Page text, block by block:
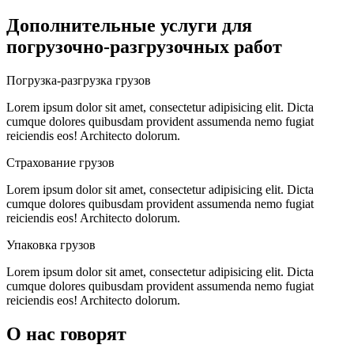
Дополнительные услуги для
погрузочно-разгрузочных работ
Погрузка-разгрузка грузов
Lorem ipsum dolor sit amet, consectetur adipisicing elit. Dicta
cumque dolores quibusdam provident assumenda nemo fugiat
reiciendis eos! Architecto dolorum.
Страхование грузов
Lorem ipsum dolor sit amet, consectetur adipisicing elit. Dicta
cumque dolores quibusdam provident assumenda nemo fugiat
reiciendis eos! Architecto dolorum.
Упаковка грузов
Lorem ipsum dolor sit amet, consectetur adipisicing elit. Dicta
cumque dolores quibusdam provident assumenda nemo fugiat
reiciendis eos! Architecto dolorum.
О нас говорят